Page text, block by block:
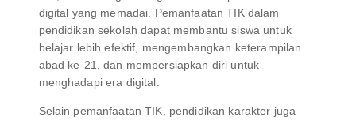
digital yang memadai. Pemanfaatan TIK dalam
pendidikan sekolah dapat membantu siswa untuk
belajar lebih efektif, mengembangkan keterampilan
abad ke-21, dan mempersiapkan diri untuk
menghadapi era digital.
Selain pemanfaatan TIK, pendidikan karakter juga